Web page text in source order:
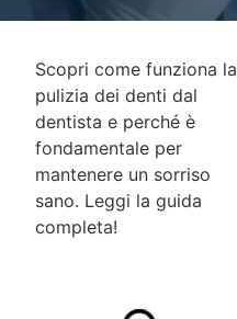
Scopri come funziona la
pulizia dei denti dal
dentista e perché è
fondamentale per
mantenere un sorriso
sano. Leggi la guida
completa!